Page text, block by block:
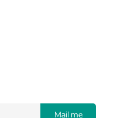
Mail me